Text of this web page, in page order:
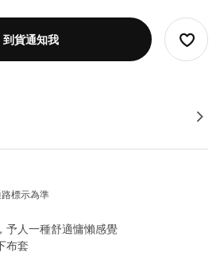
到貨通知我
標示為準
予人一種舒適慵懶感覺
布套